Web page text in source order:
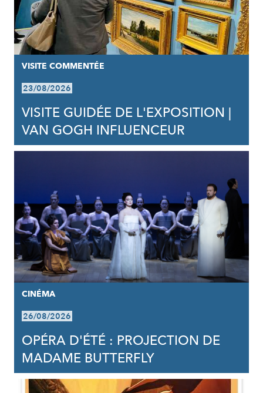
VISITE COMMENTÉE
23/08/2026
VISITE GUIDÉE DE L'EXPOSITION |
VAN GOGH INFLUENCEUR
CINÉMA
26/08/2026
OPÉRA D'ÉTÉ : PROJECTION DE
MADAME BUTTERFLY